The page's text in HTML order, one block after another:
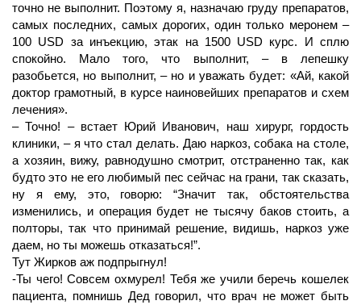
точно не выполнит. Поэтому я, назначаю груду препаратов,
самых последних, самых дорогих, один только меронем –
100 USD за инъекцию, этак на 1500 USD курс. И сплю
спокойно. Мало того, что выполнит, – в лепешку
разобьется, но выполнит, – но и уважать будет: «Ай, какой
доктор грамотный, в курсе наиновейших препаратов и схем
лечения».
– Точно! – встает Юрий Иванович, наш хирург, гордость
клиники, – я что стал делать. Даю наркоз, собака на столе,
а хозяин, вижу, равнодушно смотрит, отстраненно так, как
будто это не его любимый пес сейчас на грани, так сказать,
ну я ему, это, говорю: “Значит так, обстоятельства
изменились, и операция будет не тысячу баков стоить, а
полторы, так что принимай решение, видишь, наркоз уже
даем, но ты можешь отказаться!”.
Тут Жирков аж подпрыгнул!
-Ты чего! Совсем охмурел! Тебя же учили беречь кошелек
пациента, помнишь Дед говорил, что врач не может быть